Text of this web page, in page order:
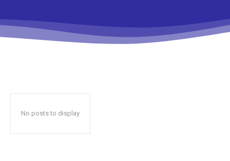
No posts to display